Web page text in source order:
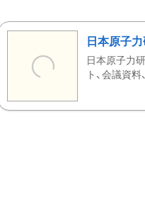
日本原子
日本原子力
ト、会議資